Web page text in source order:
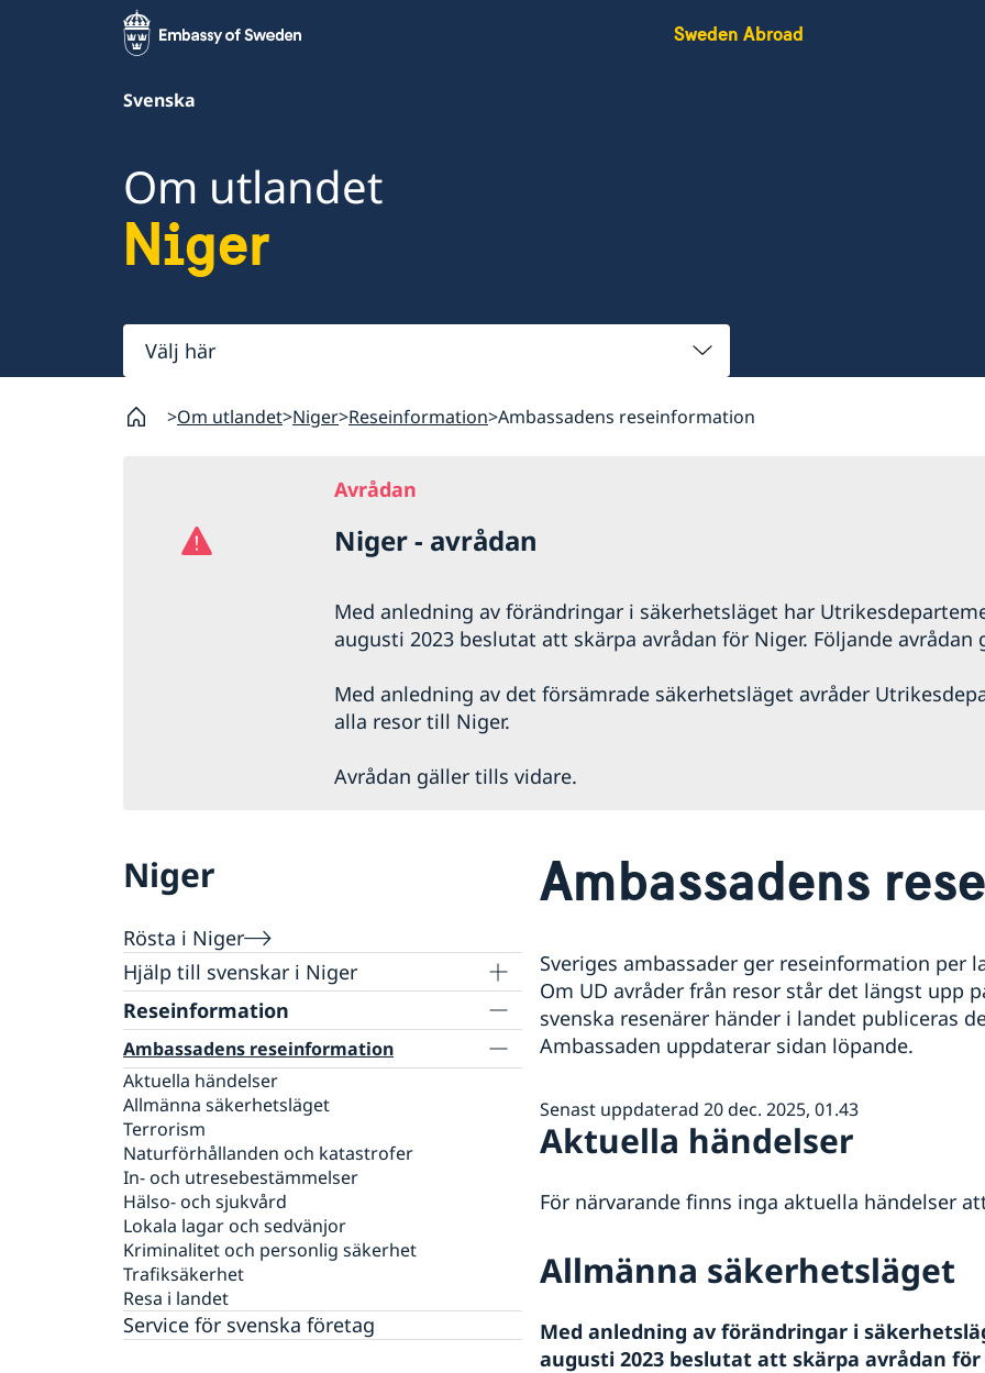
Sweden Abroad
Svenska
Om utlandet
Niger
Välj
här
Om utlandet Niger Reseinformation Ambassadens reseinformation
Avrådan
Niger - avrådan
Med anledning av förändringar i säkerhetsläget har
augusti 2023 beslutat att skärpa avrådan för Niger. Följande avrådan
Med anledning av det försämrade säkerhetsläget avråder
alla resor till Niger.
Avrådan gäller tills vidare.
Niger
Rösta i Niger
Hjälp till svenskar i Niger
Rösta i Niger
Akut hjälp
Pass utomlands
Reseinformation
Ambassadens reseinformation
Aktuella händelser
Allmänna säkerhetsläget
Terrorism
Naturförhållanden och katastrofer
In- och utresebestämmelser
Hälso- och sjukvård
Lokala lagar och sedvänjor
Kriminalitet och personlig säkerhet
Trafiksäkerhet
Resa i landet
Service för svenska företag
Ambassadens
Sveriges ambassader ger reseinformation per
Om UD avråder från resor står det längst upp
svenska resenärer händer i landet publiceras
Ambassaden uppdaterar sidan löpande.
Senast uppdaterad 20 dec. 2025, 01.43
Aktuella händelser
För närvarande finns inga aktuella händelser
Allmänna säkerhetsläget
Med anledning av förändringar i
augusti 2023 beslutat att skärpa avrådan